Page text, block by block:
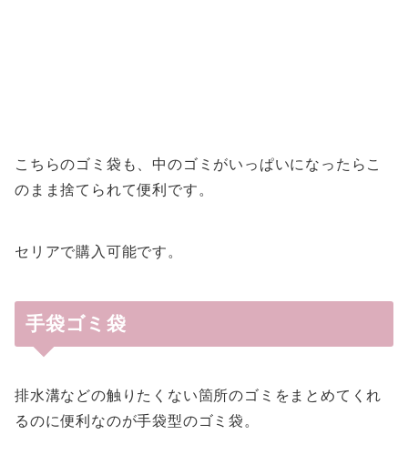
こちらのゴミ袋も、中のゴミがいっぱいになったらこ
のまま捨てられて便利です。
セリアで購入可能です。
手袋ゴミ袋
排水溝などの触りたくない箇所のゴミをまとめてくれ
るのに便利なのが手袋型のゴミ袋。